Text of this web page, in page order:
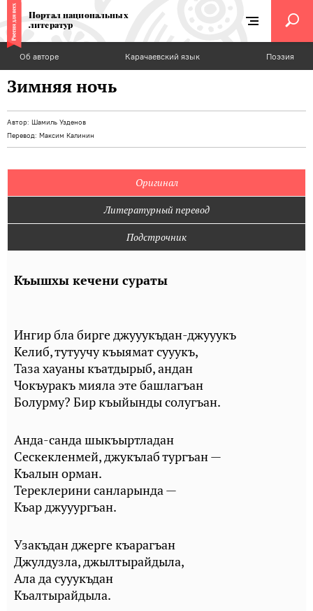
Портал национальных
литератур
Об авторе Карачаевский язык Поэзия
Зимняя ночь
Автор: Шамиль Узденов
Перевод: Максим Калинин
Оригинал
Литературный перевод
Подстрочник
Къышхы кечени сураты
Ингир бла бирге джууукъдан-джууукъ
Келиб, тутуучу къыямат сууукъ,
Таза хауаны къатдырыб, андан
Чокъуракъ мияла эте башлагъан
Болурму? Бир къыйынды солугъан.
Анда-санда шыкъыртладан
Сескекленмей, джукълаб тургъан —
Къалын орман.
Тереклерини санларында —
Къар джууургъан.
Узакъдан джерге къарагъан
Джулдузла, джылтырайдыла,
Ала да сууукъдан
Къалтырайдыла.